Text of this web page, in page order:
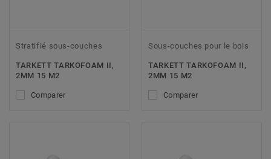
Stratifié sous-couches
TARKETT TARKOFOAM II,
2MM 15 M2
Comparer
Sous-couches pour le bois
TARKETT TARKOFOAM II,
2MM 15 M2
Comparer